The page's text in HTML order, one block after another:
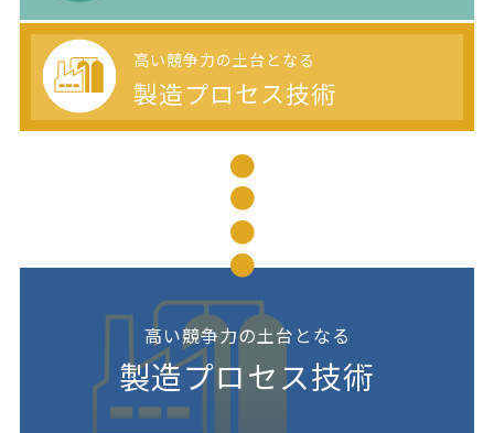
高い競争力の土台となる
製造プロセス技術
●
●
●
●
高い競争力の土台となる
製造プロセス技術